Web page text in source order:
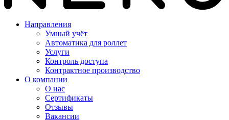
Направления
Умный учёт
Автоматика для роллет
Услуги
Контроль доступа
Контрактное производство
О компании
О нас
Сертификаты
Отзывы
Вакансии